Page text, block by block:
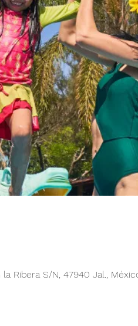
Ribera S/N, 47940 Jal.,